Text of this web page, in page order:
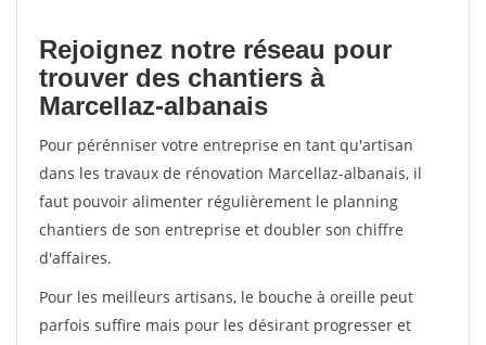
Rejoignez notre réseau pour
trouver des chantiers à
Marcellaz-albanais
Pour pérénniser votre entreprise en tant qu'artisan
dans les travaux de rénovation Marcellaz-albanais, il
faut pouvoir alimenter régulièrement le planning
chantiers de son entreprise et doubler son chiffre
d'affaires.
Pour les meilleurs artisans, le bouche à oreille peut
parfois suffire mais pour les désirant progresser et